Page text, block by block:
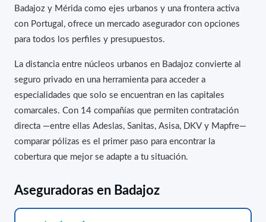
Badajoz y Mérida como ejes urbanos y una frontera activa
con Portugal, ofrece un mercado asegurador con opciones
para todos los perfiles y presupuestos.
La distancia entre núcleos urbanos en Badajoz convierte al
seguro privado en una herramienta para acceder a
especialidades que solo se encuentran en las capitales
comarcales. Con 14 compañías que permiten contratación
directa —entre ellas Adeslas, Sanitas, Asisa, DKV y Mapfre—
comparar pólizas es el primer paso para encontrar la
cobertura que mejor se adapte a tu situación.
Aseguradoras en Badajoz